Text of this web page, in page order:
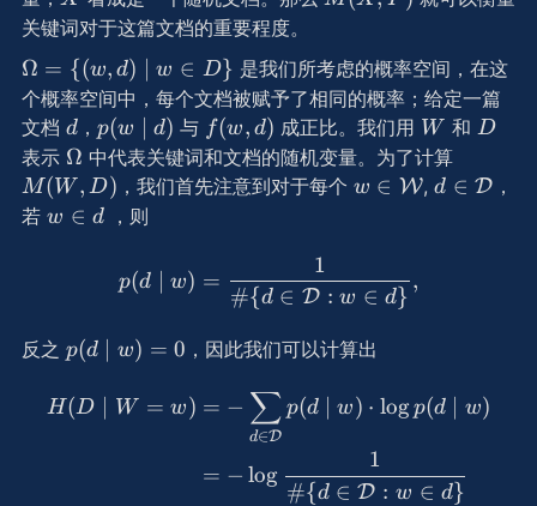
关键词对于这篇文档的重要程度。
\Omega
= \{(w,
d) \mid
w \in
D\}
Ω = {(w, d) w ∈ D} 是我们所考虑的概率空间，在这
个概率空间中，每个文档被赋予了相同的概率；给定一篇
文档 d
d ， p(w
\mid
d)
p(w d) 与 f(w,
d)
f(w, d) 成正比。我们用 W
W 和 D
D
表示 \Omega
Ω 中代表关键词和文档的随机变量。为了计算
D)
M(W , D) ，我们首先注意到对于每个 w\in
w ∈ W,d ∈ D ，
若 w
w ∈ d ，则
p(d \mid w) =
p(d ∣ w) =
#{d ∈ D : w ∈ d}
1
,
反之 p(d\mid
p(d ∣ w) = 0 ，因此我们可以计算出
\begin{aligned} H(D
H(D W = w) = −
d∈D
∑ p(d w) ⋅ logp(d w)
= − log
#{d ∈ D : w ∈ d}
1